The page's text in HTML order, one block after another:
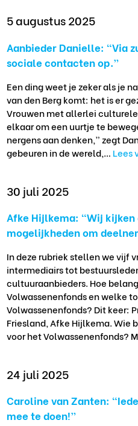
5 augustus 2025
Aanbieder Danielle: “Via
sociale contacten op.”
Een ding weet je zeker als je
van den Berg komt: het is er
Vrouwen met allerlei
elkaar om een uurtje te
nergens aan denken,” zegt
gebeuren in de wereld,… Lees
30 juli 2025
Afke Hijlkema: “Wij kijken
mogelijkheden om
In deze rubriek stellen we vijf
intermediairs tot
cultuuraanbieders. Hoe
Volwassenenfonds en welke
Volwassenenfonds? Dit keer:
Friesland, Afke Hijlkema. Wie
voor het Volwassenenfonds?
24 juli 2025
Caroline van Zanten:
mee te doen!”